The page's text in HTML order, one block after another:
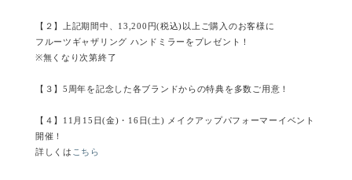
【２】上記期間中、13,200円(税込)以上ご購入のお客様に
フルーツギャザリング ハンドミラーをプレゼント！
※無くなり次第終了
【３】5周年を記念した各ブランドからの特典を多数ご用意！
【４】11月15日(金)・16日(土) メイクアップパフォーマーイベント
開催！
詳しくは こちら